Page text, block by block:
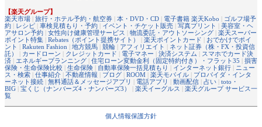
【楽天グループ】
楽天市場 | 旅行・ホテル予約・航空券 | 本・DVD・CD | 電子書籍 楽天Kobo | ゴルフ場予
約 | レシピ | 車検見積もり・予約 | イベント・チケット販売 | 写真プリント | 美容室・ヘ
アサロン予約 | 女性向け健康管理サービス | 物流委託・アウトソーシング | 楽天スーパー
ポイント特集 | Rebates（ポイント提携サイト） | 楽天ポイントカード | おでかけでポイ
ント | Rakuten Fashion | 地方競馬 | 競輪 | アフィリエイト | ネット証券（株・FX・投資信
託）
| カードローン | クレジットカード | 電子マネー | 決済システム | スマホでカード決
済 | エネルギープランニング | 住宅ローン変動金利（固定特約付き）・フラット35 | 損害
保険・生命保険比較 | 生命保険 | 自動車保険一括見積もり | インターネット銀行 | ニュー
ス・検索 | 仕事紹介 | 不動産情報 | ブログ | ROOM | 楽天モバイル | プロバイダ・インタ
ーネット接続 | 無料通話＆メッセージアプリ | 電話アプリ | 動画配信 | 占い | toto・
BIG | 宝くじ（ナンバーズ4・ナンバーズ3） | 楽天イーグルス | 楽天グループ サービス一
覧
個人情報保護方針